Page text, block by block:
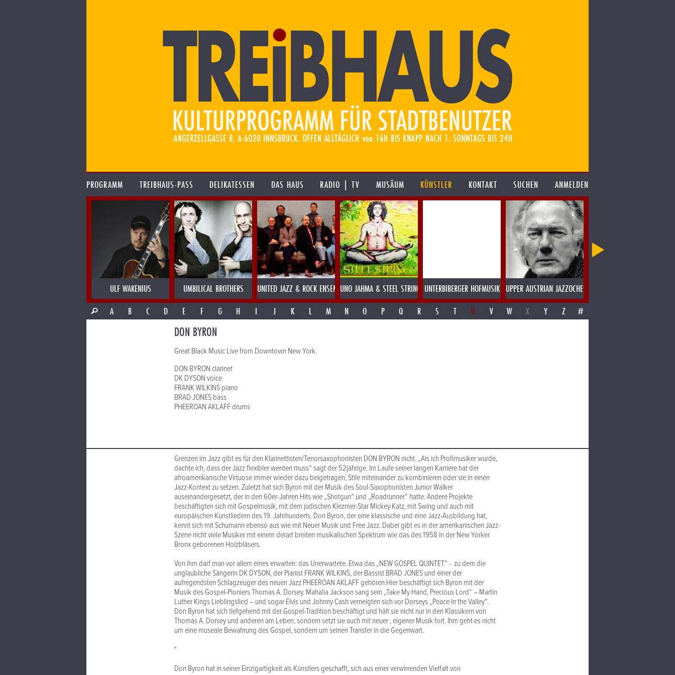
PROGRAMM TREIBHAUS-PASS DELIKATESSEN DAS HAUS RADIO | TV MUSÄUM KÜNSTLER KONTAKT SUCHEN ANMELDEN
ULF WAKENIUS UMBILICAL BROTHERS UNITED JAZZ & ROCK ENSEMBLEUNO JAHMA & STEEL STRING UNTERBIBERGER HOFMUSIK UPPER AUSTRIAN JAZZOCHESTER
A
B C D E F G H I J K L M N O P Q R S T U V W X Y Z #
DON BYRON
Great Black Music Live from Downtown New York.
DON BYRON clarinet
DK DYSON voice
FRANK WILKINS piano
BRAD JONES bass
PHEEROAN AKLAFF drums
Grenzen im Jazz gibt es für den Klarinettisten/Tenorsaxophonisten DON BYRON nicht. „Als ich Profimusiker wurde,
dachte ich, dass der Jazz flexibler werden muss“ sagt der 52jährige. Im Laufe seiner langen Karriere hat der
afroamerikanische Virtuose immer wieder dazu beigetragen, Stile miteinander zu kombinieren oder sie in einen
Jazz-Kontext zu setzen. Zuletzt hat sich Byron mit der Musik des Soul-Saxophonisten Junior Walker
auseinandergesetzt, der in den 60er-Jahren Hits wie „Shotgun“ und „Roadrunner“ hatte. Andere Projekte
beschäftigten sich mit Gospelmusik, mit dem jüdischen Klezmer-Star Mickey Katz, mit Swing und auch mit
europäischen Kunstliedern des 19. Jahrhunderts. Don Byron, der eine klassische und eine Jazz-Ausbildung hat,
kennt sich mit Schumann ebenso aus wie mit Neuer Musik und Free Jazz. Dabei gibt es in der amerikanischen Jazz-
Szene nicht viele Musiker mit einem derart breiten musikalischen Spektrum wie das des 1958 in der New Yorker
Bronx geborenen Holzbläsers.
Von ihm darf man vor allem eines erwarten: das Unerwartete. Etwa das „NEW GOSPEL QUINTET“ - zu dem die
unglaubliche Sängerin DK DYSON, der Pianist FRANK WILKINS, der Bassist BRAD JONES und einer der
aufregendsten Schlagzeuger des neuen Jazz PHEEROAN AKLAFF gehören.Hier beschäftigt sich Byron mit der
Musik des Gospel-Pioniers Thomas A. Dorsey. Mahalia Jackson sang sein „Take My Hand, Precious Lord“ – Martin
Luther Kings Lieblingslied – und sogar Elvis und Johnny Cash verneigten sich vor Dorseys „Peace in the Valley“.
Don Byron hat sich tiefgehend mit der Gospel-Tradition beschäftigt und hält sie nicht nur in den Klassikern von
Thomas A. Dorsey und anderen am Leben, sondern setzt sie auch mit neuer , eigener Musik fort. Ihm geht es nicht
um eine museale Bewahrung des Gospel, sondern um seinen Transfer in die Gegenwart.
*
Don Byron hat in seiner Einzigartigkeit als Künstlers geschafft, sich aus einer verwirrenden Vielfalt von